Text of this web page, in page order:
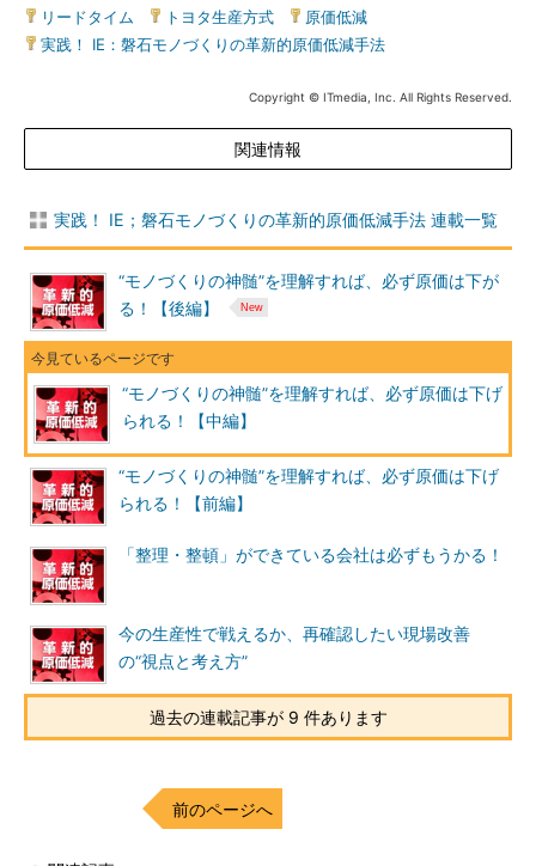
リードタイム トヨタ生産方式 原価低減
実践！ IE：磐石モノづくりの革新的原価低減手法
Copyright © ITmedia, Inc. All Rights Reserved.
関連情報
実践！ IE；磐石モノづくりの革新的原価低減手法 連載一覧
“モノづくりの神髄”を理解すれば、必ず原価は下が
る！【後編】
“モノづくりの神髄”を理解すれば、必ず原価は下げ
られる！【中編】
“モノづくりの神髄”を理解すれば、必ず原価は下げ
られる！【前編】
「整理・整頓」ができている会社は必ずもうかる！
今の生産性で戦えるか、再確認したい現場改善
の“視点と考え方”
過去の連載記事が 9 件あります
前のページへ